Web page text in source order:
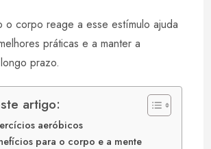
o corpo reage a esse estímulo ajuda
práticas e a manter a
prazo.
artigo:
aeróbicos
para o corpo e a mente